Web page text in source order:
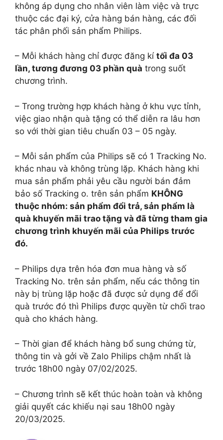
không áp dụng cho nhân viên làm việc và trực
thuộc các đại ký, cửa hàng bán hàng, các đối
tác phân phối sản phẩm Philips.
– Mỗi khách hàng chỉ được đăng kí tối đa 03
lần, tương đương 03 phần quà trong suốt
chương trình.
– Trong trường hợp khách hàng ở khu vực tỉnh,
việc giao nhận quà tặng có thể diễn ra lâu hơn
so với thời gian tiêu chuẩn 03 – 05 ngày.
– Mỗi sản phẩm của Philips sẽ có 1 Tracking No.
khác nhau và không trùng lặp. Khách hàng khi
mua sản phẩm phải yêu cầu người bán đảm
bảo số Tracking o. trên sản phẩm KHÔNG
thuộc nhóm: sản phẩm đổi trả, sản phẩm là
quà khuyến mãi trao tặng và đã từng tham gia
chương trình khuyến mãi của Philips trước
đó.
– Philips dựa trên hóa đơn mua hàng và số
Tracking No. trên sản phẩm, nếu các thông tin
này bị trùng lặp hoặc đã được sử dụng để đổi
quà trước đó thì Philips được quyền từ chối trao
quà cho khách hàng.
– Thời gian để khách hàng bổ sung chứng từ,
thông tin và gởi về Zalo Philips chậm nhất là
trước 18h00 ngày 07/02/2025.
– Chương trình sẽ kết thúc hoàn toàn và không
giải quyết các khiếu nại sau 18h00 ngày
20/03/2025.